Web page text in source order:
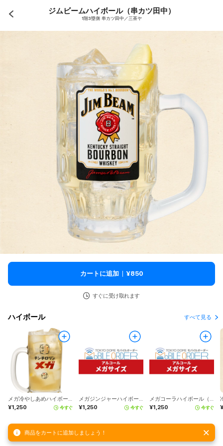
ジムビームハイボール（串カツ田中）
1階3塁側 串カツ田中／三茶ヤ
カートに追加 ¥850
すぐに受け取れます
ハイボール すべて見る
メガ冷やしあめハイボール（串カツ田中）
¥1,250
今すぐ
メガジンジャーハイボール（串カツ田中）
¥1,250
今すぐ
メガコーラハイボール（串カツ田中）
¥1,250
今すぐ
商品をカートに追加しましょう！